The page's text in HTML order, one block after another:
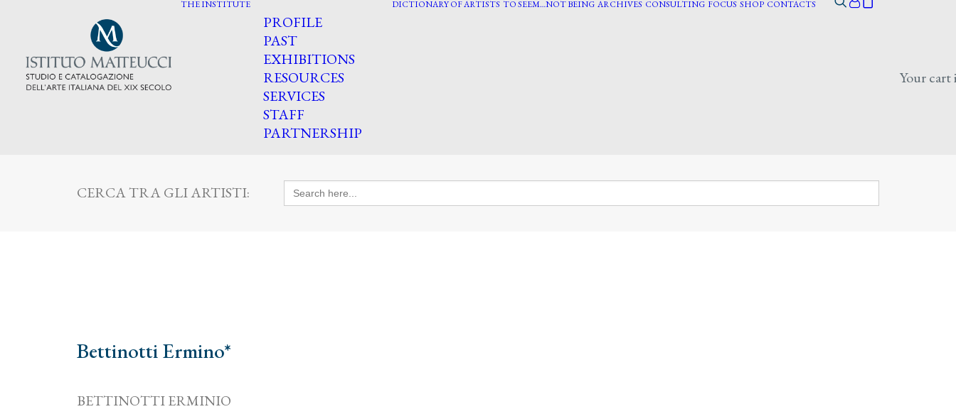
THE INSTITUTE
PROFILE
PAST
EXHIBITIONS
RESOURCES
SERVICES
STAFF
PARTNERSHIP
DICTIONARY OF ARTISTS TO SEEM…NOT BEING ARCHIVES CONSULTING FOCUS SHOP CONTACTS
Your cart
CERCA TRA GLI ARTISTI: Search
for:
Bettinotti Ermino*
BETTINOTTI ERMINIO